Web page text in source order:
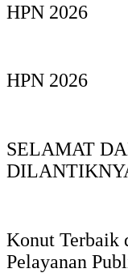
HPN 2026
HPN 2026
SELAMAT
Konut Terbaik
Pelayanan